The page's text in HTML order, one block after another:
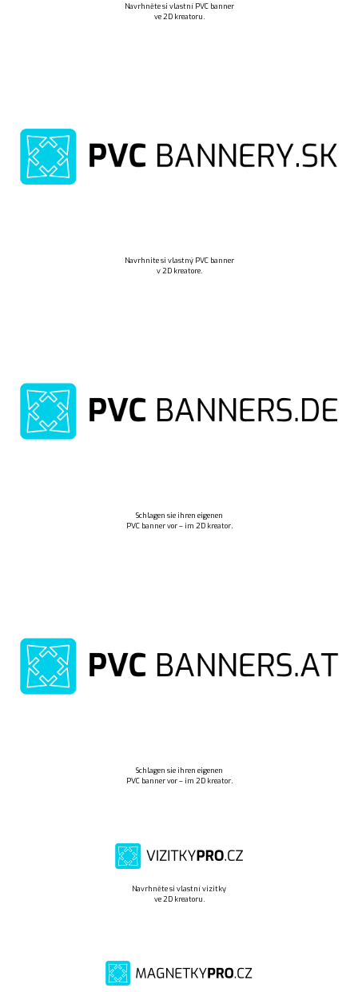
Navrhněte si vlastní PVC banner
ve 2D kreatoru.
Navrhnite si vlastný PVC banner
v 2D kreatore.
Schlagen sie ihren eigenen
PVC banner vor – im 2D kreator.
Schlagen sie ihren eigenen
PVC banner vor – im 2D kreator.
Navrhněte si vlastní vizitky
ve 2D kreatoru.